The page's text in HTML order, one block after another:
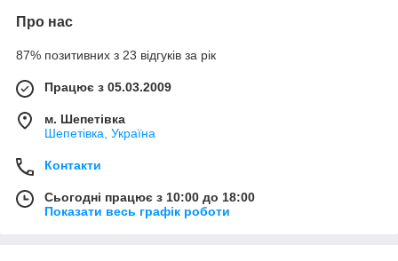
Про нас
87% позитивних з 23 відгуків за рік
Працює з 05.03.2009
м. Шепетівка
Шепетівка, Україна
Контакти
Сьогодні працює з 10:00 до 18:00
Показати весь графік роботи